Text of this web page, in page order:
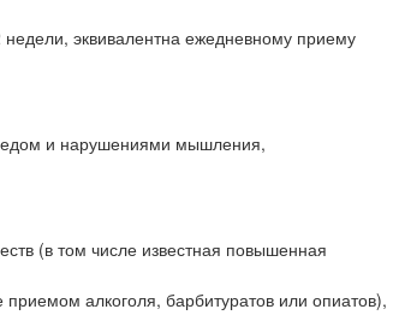
эквивалентна ежедневному приему
и нарушениями мышления,
(в том числе известная повышенная
алкоголя, барбитуратов или опиатов),